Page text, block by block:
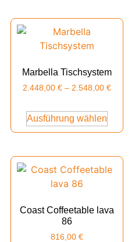
Marbella Tischsystem
2.448,00 € – 2.548,00 €
Ausführung wählen
Coast Coffeetable lava
86
816,00 €